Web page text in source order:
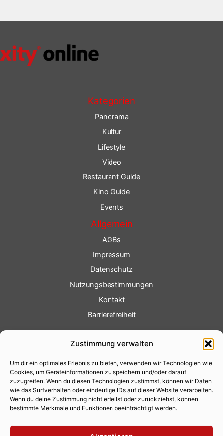
Zustimmung verwalten
Um dir ein optimales Erlebnis zu bieten, verwenden wir Technologien wie
Cookies, um Geräteinformationen zu speichern und/oder darauf
zuzugreifen. Wenn du diesen Technologien zustimmst, können wir Daten
wie das Surfverhalten oder eindeutige IDs auf dieser Website verarbeiten.
Wenn du deine Zustimmung nicht erteilst oder zurückziehst, können
bestimmte Merkmale und Funktionen beeinträchtigt werden.
Kategorien
Panorama
Kultur
Lifestyle
Video
Restaurant Guide
Kino Guide
Events
Allgemein
AGBs
Impressum
Datenschutz
Nutzungsbestimmungen
Kontakt
Barrierefreiheit
Fotoservice
Videoservice
Werbung
Contenterstellung
Lokalnachrichten
Lokalfernsehen